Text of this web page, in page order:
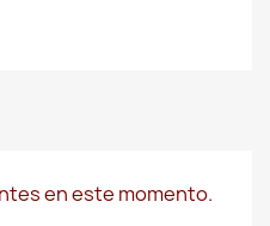
en este momento.